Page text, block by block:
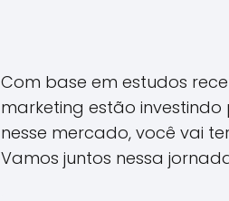
Com base em estudos
marketing estão
nesse mercado, você vai
Vamos juntos nessa